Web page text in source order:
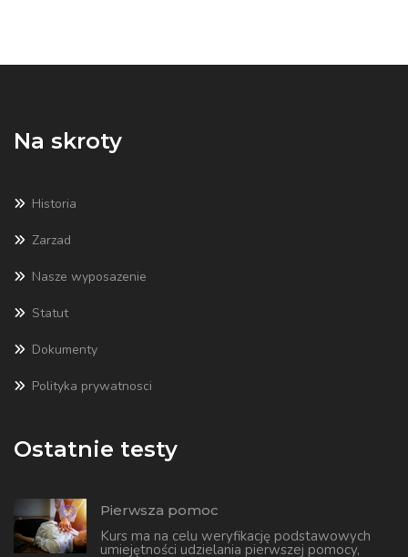
Na skroty
Historia
Zarzad
Nasze wyposazenie
Statut
Dokumenty
Polityka prywatnosci
Ostatnie testy
Pierwsza pomoc
Kurs ma na celu weryfikację podstawowych
umiejętności udzielania pierwszej pomocy,